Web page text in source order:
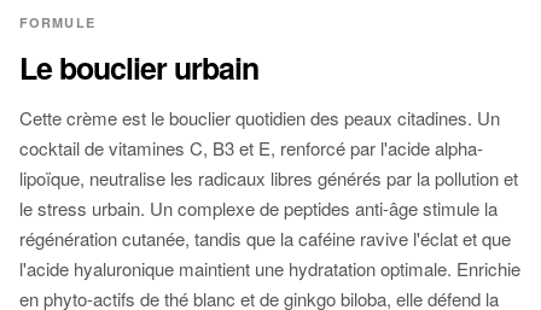
FORMULE
Le bouclier urbain
Cette crème est le bouclier quotidien des peaux citadines. Un
cocktail de vitamines C, B3 et E, renforcé par l'acide alpha-
lipoïque, neutralise les radicaux libres générés par la pollution et
le stress urbain. Un complexe de peptides anti-âge stimule la
régénération cutanée, tandis que la caféine ravive l'éclat et que
l'acide hyaluronique maintient une hydratation optimale. Enrichie
en phyto-actifs de thé blanc et de ginkgo biloba, elle défend la